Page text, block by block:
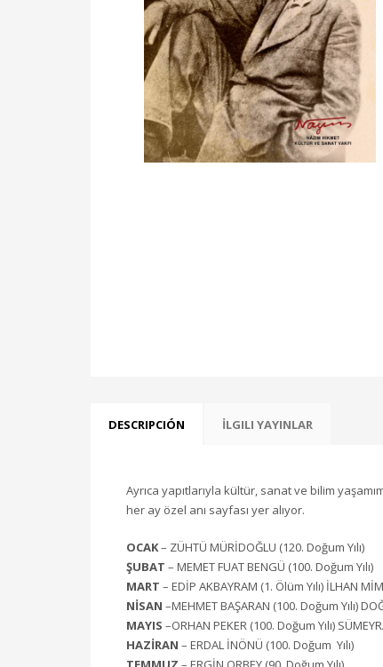
DESCRIPCIÓN İLGILI YAYINLAR
Ayrıca yapıtlarıyla kültür, sanat ve bilim
her ay özel anı sayfası yer alıyor.
OCAK– ZÜHTÜ MÜRİDOĞLU (120. Doğum Yılı)
ŞUBAT – MEMET FUAT BENGÜ (100. Doğum Yılı)
MART – EDİP AKBAYRAM (1. Ölüm Yılı) İLHAN
NİSAN –MEHMET BAŞARAN (100. Doğum Yılı)
MAYIS –ORHAN PEKER (100. Doğum Yılı)
HAZİRAN – ERDAL İNÖNÜ (100. Doğum Yılı)